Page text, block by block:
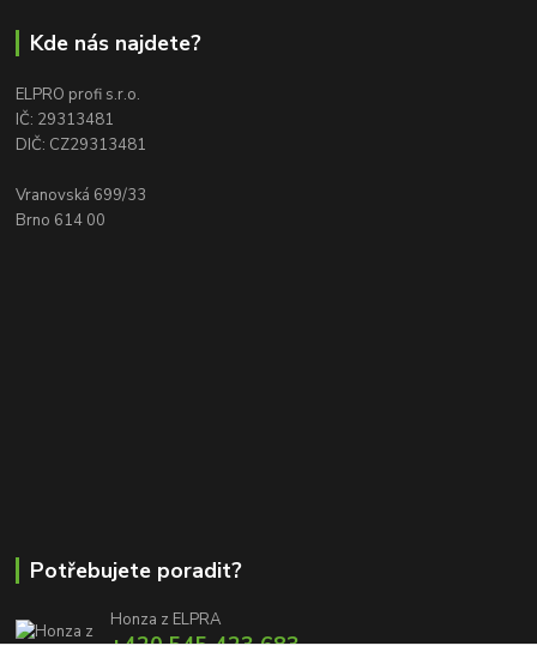
Kde nás najdete?
ELPRO profi s.r.o.
IČ: 29313481
DIČ: CZ29313481
Vranovská 699/33
Brno 614 00
Potřebujete poradit?
Honza z ELPRA
+420 545 423 683